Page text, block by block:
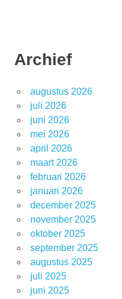
Archief
augustus 2026
juli 2026
juni 2026
mei 2026
april 2026
maart 2026
februari 2026
januari 2026
december 2025
november 2025
oktober 2025
september 2025
augustus 2025
juli 2025
juni 2025